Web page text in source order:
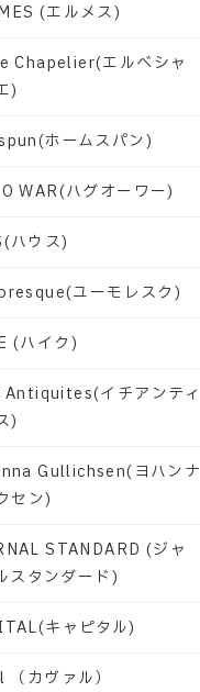
(エルメス)
Chapelier(エルベシャ
)
ホームスパン)
WAR(ハグオーワー)
ハウス)
ユーモレスク)
(ハイク)
イチアンティ
)
Gullichsen(ヨハンナ
セン)
STANDARD (ジャ
スタンダード)
キャピタル)
カヴァル）